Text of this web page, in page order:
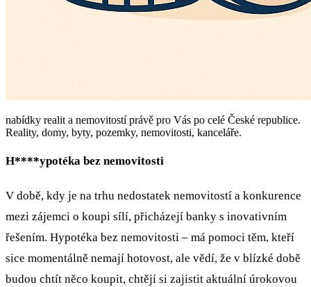
nabídky realit a nemovitostí právě pro Vás po celé České republice.
Reality, domy, byty, pozemky, nemovitosti, kanceláře.
H****ypotéka bez nemovitosti
V době, kdy je na trhu nedostatek nemovitostí a konkurence
mezi zájemci o koupi sílí, přicházejí banky s inovativním
řešením. Hypotéka bez nemovitosti – má pomoci těm, kteří
sice momentálně nemají hotovost, ale vědí, že v blízké době
budou chtít něco koupit, chtějí si zajistit aktuální úrokovou